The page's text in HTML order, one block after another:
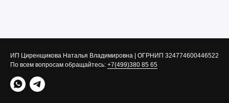
ИП Циренщикова Наталья Владимировна | ОГРНИП 324774600446522
По всем вопросам обращайтесь: +7(499)380 85 65